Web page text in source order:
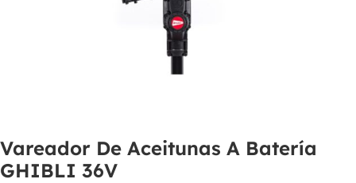
Vareador De Aceitunas A Batería
GHIBLI 36V